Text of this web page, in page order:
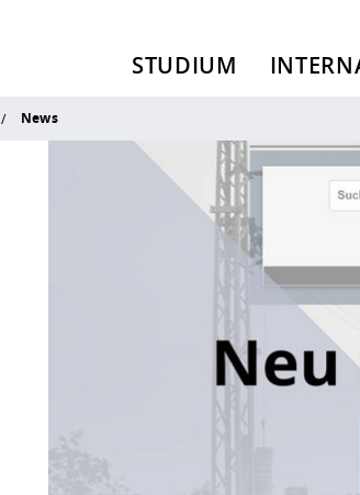
STUDIUM
News